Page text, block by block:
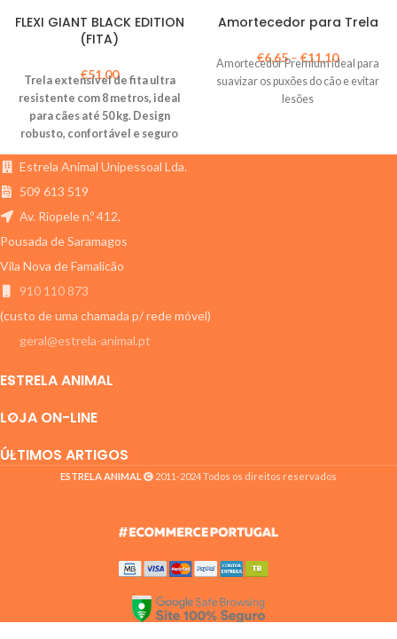
FLEXI GIANT BLACK EDITION
(FITA)
€51,00
Trela extensível de fita ultra
resistente com 8 metros, ideal
para cães até 50 kg. Design
robusto, confortável e seguro
para passeios mais livres e
controlados.
Amortecedor para Trela
€6,65– €11,10
Amortecedor Premium ideal para
suavizar os puxões do cão e evitar
lesões
Estrela Animal Unipessoal Lda.
509 613 519
Av. Riopele n.º 412,
Pousada de Saramagos
Vila Nova de Famalicão
910 110 873
(custo de uma chamada p/ rede móvel)
geral@estrela-animal.pt
ESTRELA ANIMAL
LOJA ON-LINE
ÚLTIMOS ARTIGOS
ESTRELA ANIMAL 2011-2024 Todos os direitos reservados